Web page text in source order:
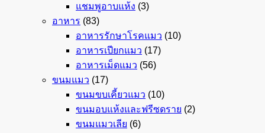
แชมพูอาบแห้ง (3)
อาหาร (83)
อาหารรักษาโรคแมว (10)
อาหารเปียกแมว (17)
อาหารเม็ดแมว (56)
ขนมแมว (17)
ขนมขบเคี้ยวแมว (10)
ขนมอบแห้งและฟรีซดราย (2)
ขนมแมวเลีย (6)